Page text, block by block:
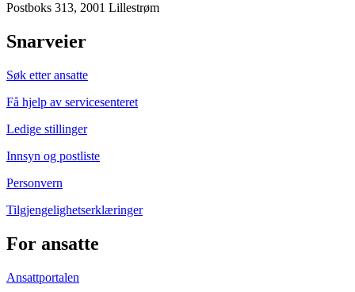
Postboks 313, 2001 Lillestrøm
Snarveier
Søk etter ansatte
Få hjelp av servicesenteret
Ledige stillinger
Innsyn og postliste
Personvern
Tilgjengelighetserklæringer
For ansatte
Ansattportalen